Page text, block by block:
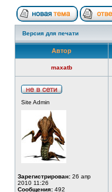
Версия для печати
Автор
maxatb
Site Admin
Зарегистрирован: 26 апр
2010 11:26
Сообщения: 492